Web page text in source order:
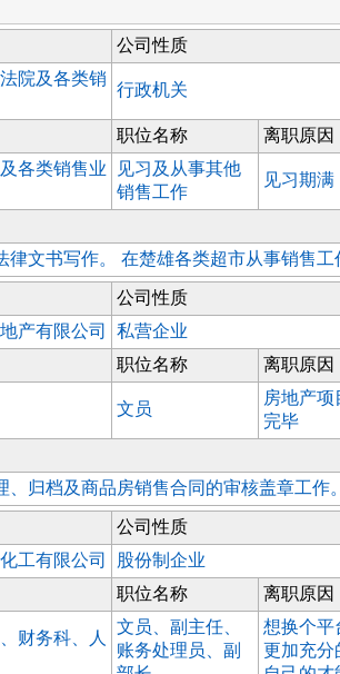
公司性质
院及各类销
行政机关
职位名称 离职原因
各类销售业
见习及从事其他
销售工作
见习期满
文书写作。 在楚雄各类超市从事销售工
公司性质
产有限公司
私营企业
职位名称
离职原因
文员
房地产项
完毕
归档及商品房销售合同的审核盖章工作。
公司性质
工有限公司
股份制企业
职位名称 离职原因
财务科、人
文员、副主任、
账务处理员、副
想换个平
更加充分